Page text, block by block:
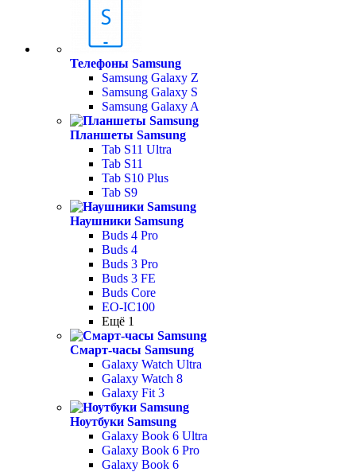
Телефоны Samsung
Samsung Galaxy Z
Samsung Galaxy S
Samsung Galaxy A
Планшеты Samsung
Tab S11 Ultra
Tab S11
Tab S10 Plus
Tab S9
Наушники Samsung
Buds 4 Pro
Buds 4
Buds 3 Pro
Buds 3 FE
Buds Core
EO-IC100
Ещё 1
Смарт-часы Samsung
Galaxy Watch Ultra
Galaxy Watch 8
Galaxy Fit 3
Ноутбуки Samsung
Galaxy Book 6 Ultra
Galaxy Book 6 Pro
Galaxy Book 6